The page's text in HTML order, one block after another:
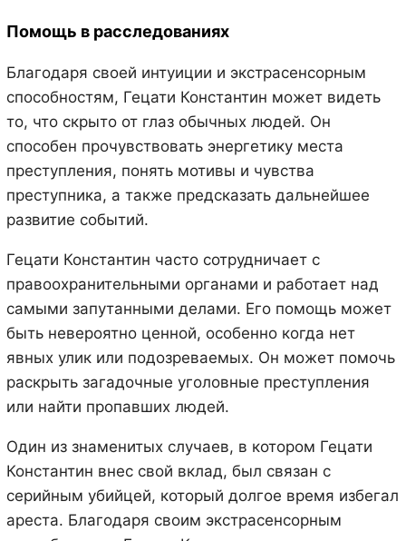
Помощь в расследованиях
Благодаря своей интуиции и экстрасенсорным
способностям, Гецати Константин может видеть
то, что скрыто от глаз обычных людей. Он
способен прочувствовать энергетику места
преступления, понять мотивы и чувства
преступника, а также предсказать дальнейшее
развитие событий.
Гецати Константин часто сотрудничает с
правоохранительными органами и работает над
самыми запутанными делами. Его помощь может
быть невероятно ценной, особенно когда нет
явных улик или подозреваемых. Он может помочь
раскрыть загадочные уголовные преступления
или найти пропавших людей.
Один из знаменитых случаев, в котором Гецати
Константин внес свой вклад, был связан с
серийным убийцей, который долгое время избегал
ареста. Благодаря своим экстрасенсорным